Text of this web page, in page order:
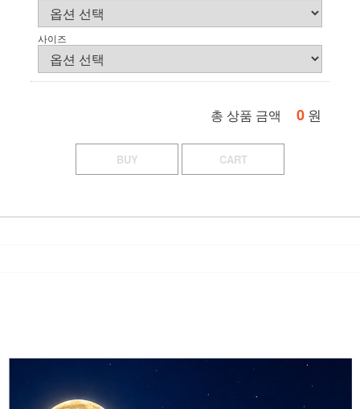
사이즈
총 상품 금액 0 원
BUY CART